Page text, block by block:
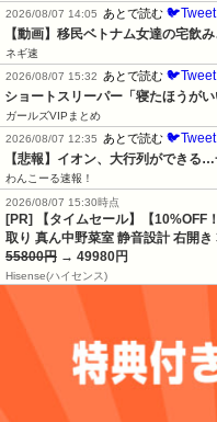
2026/08/07 14:05
あとで読む 🐦Tweet
【動画】移民ベトナム女達の宅飲
ネギ速
2026/08/07 15:32
あとで読む 🐦Tweet
ショートスリーパー「寝たほうが
ガールズVIPまとめ
2026/08/07 12:35
あとで読む 🐦Tweet
【悲報】イオン、大行列ができる
わんこーる速報！
2026/08/07 15:30時点
[PR] 【タイムセール】【10%OFF
取り 真ん中野菜室 静音設計 右開
55800円 → 49980円
Hisense(ハイセンス)